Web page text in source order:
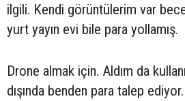
ilgili. Kendi görüntülerim var
yurt yayın evi bile para yollamış.
Drone almak için. Aldım da
dışında benden para talep ediyor.